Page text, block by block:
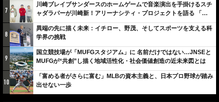
7
川崎ブレイブサンダースのホームゲームで音楽演出を手掛けるスチ
ャダラパーが川崎新！アリーナシティ・プロジェクトを語る 「楽
しみでしかないでしょ。川崎は、ずっと成長曲線だから」
8
異端の先に描く未来：イチロー、野茂、そしてスポーツを支える科
学界の挑戦
9
国立競技場が「MUFGスタジアム」に 名前だけではない…JNSEと
MUFGが“共創”し描く地域活性化・社会価値創造の近未来図とは
10
「富める者がさらに富む」MLBの資本主義と、日本プロ野球が踏み
出せない一歩